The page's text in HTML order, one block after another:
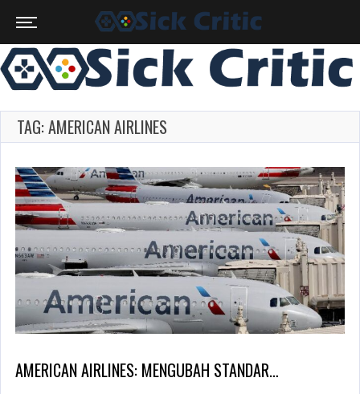
TAG: AMERICAN AIRLINES
AMERICAN AIRLINES: MENGUBAH STANDAR…